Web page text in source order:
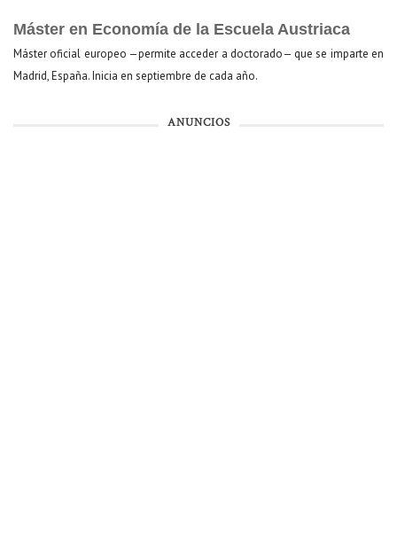
Máster en Economía de la Escuela Austriaca
Máster oficial europeo —permite acceder a doctorado— que se imparte en
Madrid, España. Inicia en septiembre de cada año.
ANUNCIOS